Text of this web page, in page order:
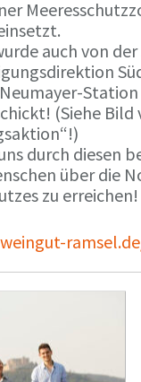
auch von
(Siehe Bild
durch diesen
über die
zu erreichen!